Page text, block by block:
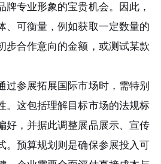
牌专业形象的宝贵机会。因此，
、可衡量，例如获取一定数量的
步合作意向的金额，或测试某款
参展拓展国际市场时，需特别
。这包括理解目标市场的法规标
好，并据此调整展品展示、宣传
。预算规划则是确保参展投入可